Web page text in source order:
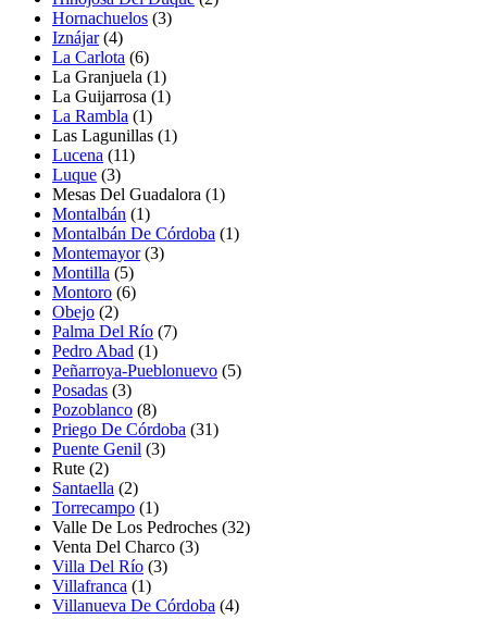
Hornachuelos (3)
Iznájar(4)
La Carlota (6)
La Granjuela (1)
La Guijarrosa (1)
La Rambla (1)
Las Lagunillas (1)
Lucena (11)
Luque (3)
Mesas Del Guadalora (1)
Montalbán (1)
Montalbán De Córdoba (1)
Montemayor(3)
Montilla (5)
Montoro (6)
Obejo (2)
Palma Del Río (7)
Pedro Abad (1)
Peñarroya-Pueblonuevo (5)
Posadas (3)
Pozoblanco (8)
Priego De Córdoba (31)
Puente Genil (3)
Rute (2)
Santaella (2)
Torrecampo (1)
Valle De Los Pedroches (32)
Venta Del Charco (3)
Villa Del Río (3)
Villafranca (1)
Villanueva De Córdoba (4)